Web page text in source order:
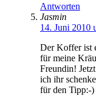
Antworten
Jasmin
14. Juni 2010
Der Koffer ist
für meine
Freundin!
ich ihr
für den Tipp:-)